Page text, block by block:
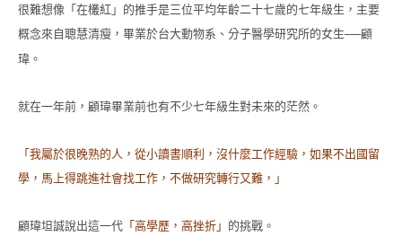
很難想像「在欉紅」的推手是三位平均年齡二十七歲的七年級生，主要
概念來自聰慧清瘦，畢業於台大動物系、分子醫學研究所的女生──顧
瑋。
就在一年前，顧瑋畢業前也有不少七年級生對未來的茫然。
「我屬於很晚熟的人，從小讀書順利，沒什麼工作經驗，如果不出國留
學，馬上得跳進社會找工作，不做研究轉行又難，」
顧瑋坦誠說出這一代 「高學歷，高挫折」 的挑戰。